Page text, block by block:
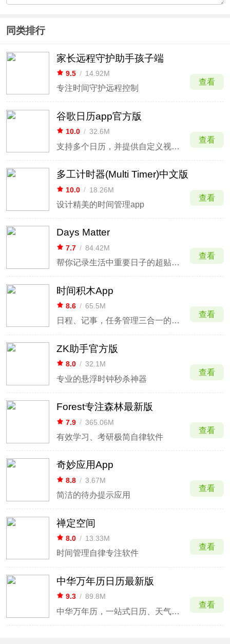
同类排行
家长远程守护助手孩子端
9.5 / 14.92M
专注时间守护远程控制
查看
谷歌日历app官方版
10.0 / 32.6M
支持多个日历，并提供自定义视图、微件和任务等功能
查看
多工计时器(Multi Timer)中文版
10.0 / 18.26M
设计精美的时间管理app
查看
Days Matter
7.7 / 84.42M
帮你记录生活中重要日子的超贴心应用
查看
时间积木App
8.6 / 65.5M
日程、记事，任务管理三合一的手机日历软件
查看
ZK助手官方版
8.0 / 32.1M
专业的悬浮时钟秒杀神器
查看
Forest专注森林最新版
7.9 / 365.06M
有效学习、考研极简自律软件
查看
奇妙应用App
8.8 / 3.67M
简洁的待办提示应用
查看
禅定空间
8.0 / 13.33M
时间管理自律专注软件
查看
中华万年历日历最新版
9.3 / 89.8M
中华万年历，一站式日历、天气、记事、日程管理应用
查看